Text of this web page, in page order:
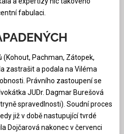
fabulaci.
(Kohout, Pachman, Zátopek,
zastrašit a podala na Viléma
Právního zastoupení se
JUDr. Dagmar Burešová
spravedlnosti). Soudní proces
již v době nastupující tvrdé
Dojčarová nakonec v červenci